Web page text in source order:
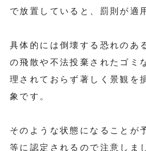
で放置していると、罰則が適
具体的には倒壊する恐れのあ
の飛散や不法投棄されたゴミ
理されておらず著しく景観を
象です。
そのような状態になることが
等に認定されるので注意しま